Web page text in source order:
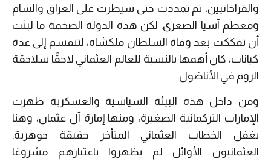
والقراخانيين، ثم تمددت حتى سيطرت على العراق والشام
ومعظم آسيا الصغرى. لكن هذه الدولة الضخمة ما لبثت
أن تفككت بعد وفاة السلطان ملكشاه، لتنقسم إلى عدة
كيانات، كان أهمها بالنسبة للعالم العثماني لاحقًا سلاجقة
الروم في الأناضول.
ومن داخل هذه البيئة السياسية والعسكرية ظهرت
الإمارات التركمانية الصغيرة، ومنها إمارة آل عثمان، وهنا
يغفل الخطاب العثماني المتأخر حقيقة جوهرية:
العثمانيون الأوائل لم يظهروا باعتبارهم مشروعًا